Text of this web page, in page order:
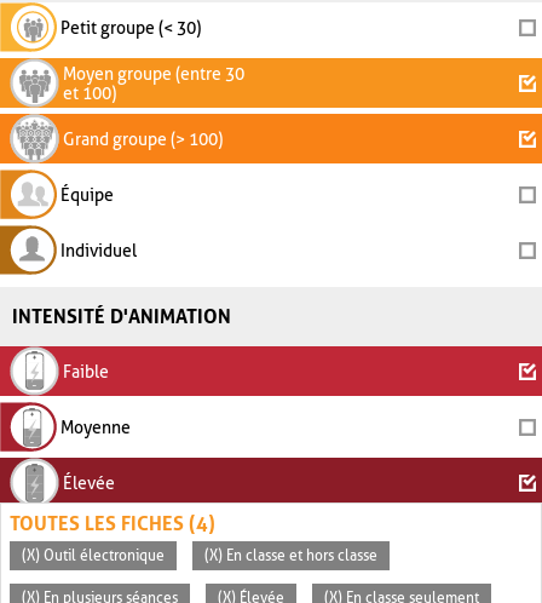
Petit groupe (< 30)
Moyen groupe (entre 30
et 100)
Grand groupe (> 100)
Équipe
Individuel
INTENSITÉ D'ANIMATION
Faible
Moyenne
Élevée
TOUTES LES FICHES (4)
(X) Outil électronique (X) En classe et hors classe
(X) En plusieurs séances (X) Élevée (X) En classe seulement